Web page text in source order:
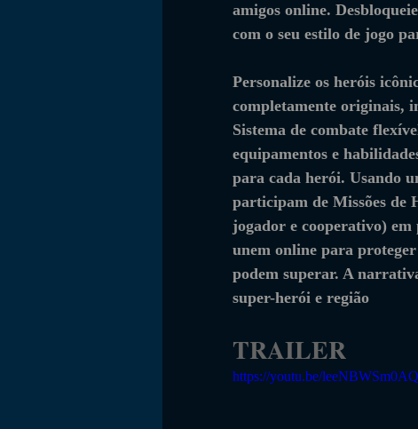
amigos online.
com o seu estilo de jogo
Personalize os heróis
completamente originais,
Sistema de combate
equipamentos e
para cada herói. Usando
participam de Missões de
jogador e cooperativo) em
unem online para proteger
podem superar. A
super-herói e região
TRAILER
https://youtu.be/leeNBWSm0AQ